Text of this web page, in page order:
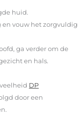
huid.
en vouw het zorgvuldig
ga verder om de
en hals.
DP
door een